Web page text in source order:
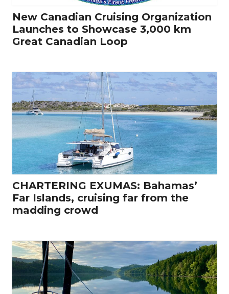
New Canadian Cruising Organization
Launches to Showcase 3,000 km
Great Canadian Loop
CHARTERING EXUMAS: Bahamas’
Far Islands, cruising far from the
madding crowd